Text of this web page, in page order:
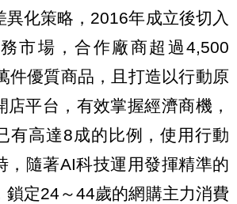
異化策略，2016年成立後切入
市場，合作廠商超過4,500
件優質商品，且打造以行動原
店平台，有效掌握經濟商機，
有高達8成的比例，使用行動
，隨著AI科技運用發揮精準的
鎖定24～44歲的網購主力消費